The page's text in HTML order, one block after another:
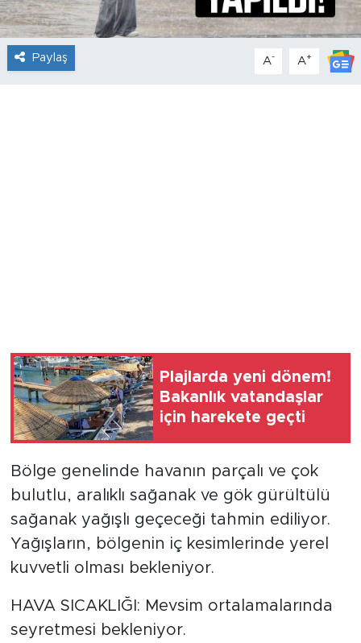
Paylaş A- A+
Plajlarda yeni dönem!
Bakanlık vatandaşlar
için harekete geçti
Bölge genelinde havanın parçalı ve çok
bulutlu, aralıklı sağanak ve gök gürültülü
sağanak yağışlı geçeceği tahmin ediliyor.
Yağışların, bölgenin iç kesimlerinde yerel
kuvvetli olması bekleniyor.
HAVA SICAKLIĞI: Mevsim ortalamalarında
seyretmesi bekleniyor.